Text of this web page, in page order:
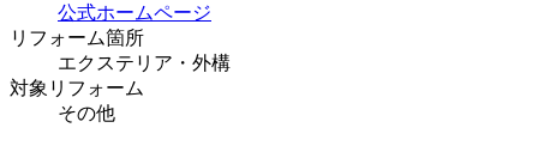
公式ホームページ
リフォーム箇所
エクステリア・外構
対象リフォーム
その他